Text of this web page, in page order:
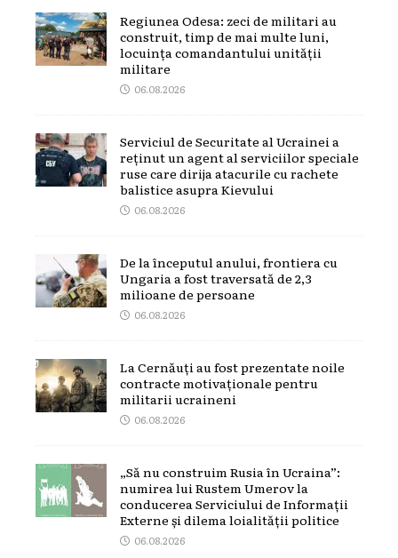
Regiunea Odesa: zeci de militari au
construit, timp de mai multe luni,
locuința comandantului unității
militare
06.08.2026
Serviciul de Securitate al Ucrainei a
reținut un agent al serviciilor speciale
ruse care dirija atacurile cu rachete
balistice asupra Kievului
06.08.2026
De la începutul anului, frontiera cu
Ungaria a fost traversată de 2,3
milioane de persoane
06.08.2026
La Cernăuți au fost prezentate noile
contracte motivaționale pentru
militarii ucraineni
06.08.2026
„Să nu construim Rusia în Ucraina”:
numirea lui Rustem Umerov la
conducerea Serviciului de Informații
Externe și dilema loialității politice
06.08.2026